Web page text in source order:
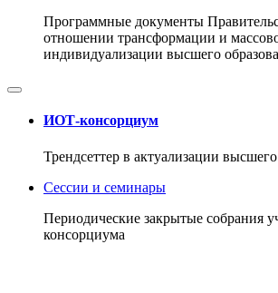
Программные документы
отношении трансформации и
индивидуализации высшего
ИОТ-консорциум
Трендсеттер в актуализации
Сессии и семинары
Периодические закрытые собрания
консорциума